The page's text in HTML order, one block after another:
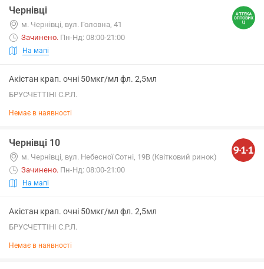
Чернівці
м. Чернівці, вул. Головна, 41
Зачинено. Пн-Нд: 08:00-21:00
На мапі
Акістан крап. очні 50мкг/мл фл. 2,5мл
БРУСЧЕТТІНІ С.Р.Л.
Немає в наявності
Чернівці 10
м. Чернівці, вул. Небесної Сотні, 19В (Квітковий ринок)
Зачинено. Пн-Нд: 08:00-21:00
На мапі
Акістан крап. очні 50мкг/мл фл. 2,5мл
БРУСЧЕТТІНІ С.Р.Л.
Немає в наявності